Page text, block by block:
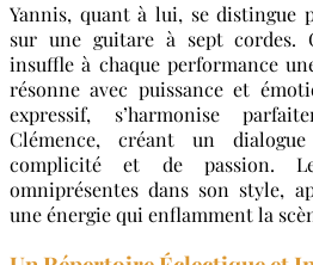
Yannis, quant à lui, se distingue
sur une guitare à sept cordes.
insuffle à chaque performance
résonne avec puissance et
expressif, s’harmonise
Clémence, créant un
complicité et de passion.
omniprésentes dans son style,
une énergie qui enflamment la